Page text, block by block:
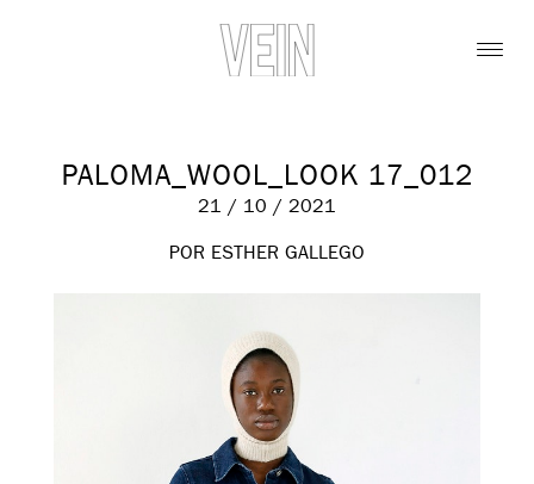
PALOMA_WOOL_LOOK 17_012
21 / 10 / 2021
POR ESTHER GALLEGO